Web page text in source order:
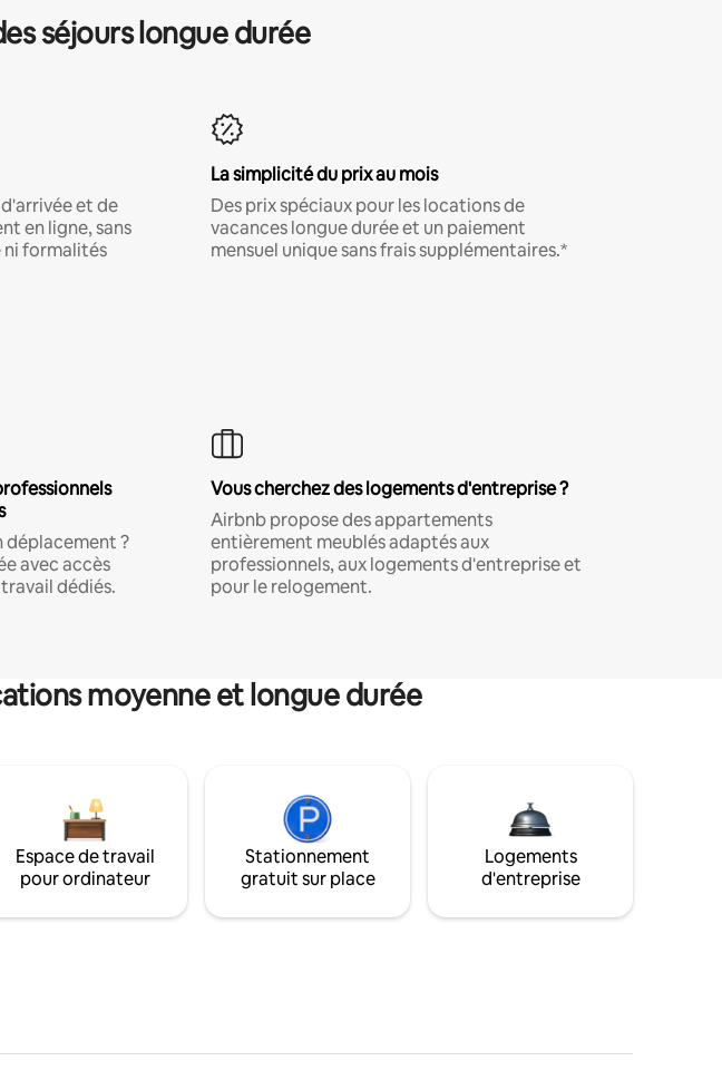
séjours longue durée
et de
en ligne, sans
formalités
La simplicité du prix au mois
Des prix spéciaux pour les locations de
vacances longue durée et un paiement
mensuel unique sans frais supplémentaires.*
déplacement ?
avec accès
dédiés.
Vous cherchez des logements d'entreprise ?
Airbnb propose des appartements
entièrement meublés adaptés aux
professionnels, aux logements d'entreprise et
pour le relogement.
moyenne et longue durée
Espace de travail
pour ordinateur
Stationnement
gratuit sur place
Logements
d'entreprise